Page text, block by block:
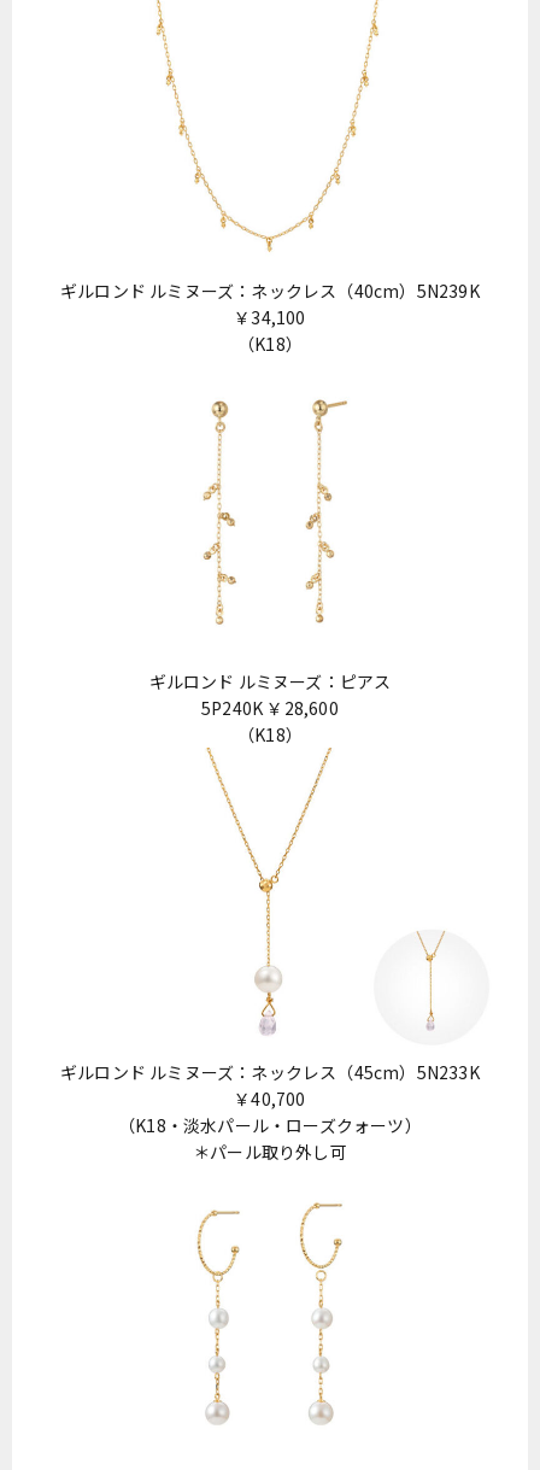
ギルロンド ルミヌーズ：ネックレス（40cm）5N239K
￥34,100
（K18）
ギルロンド ルミヌーズ：ピアス
5P240K ￥28,600
（K18）
ギルロンド ルミヌーズ：ネックレス（45cm）5N233K
￥40,700
（K18・淡水パール・ローズクォーツ）
＊パール取り外し可